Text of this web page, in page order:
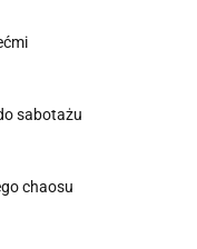
sabotażu
chaosu